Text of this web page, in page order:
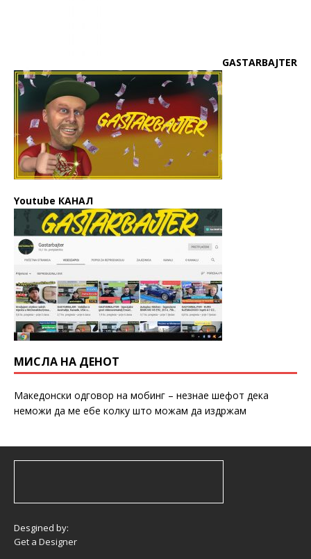
GASTARBAJTER
Youtube КАНАЛ
МИСЛА НА ДЕНОТ
Македонски одговор на мобинг – незнае шефот дека
неможи да ме ебе колку што можам да издржам
Desgined by:
Get a Designer